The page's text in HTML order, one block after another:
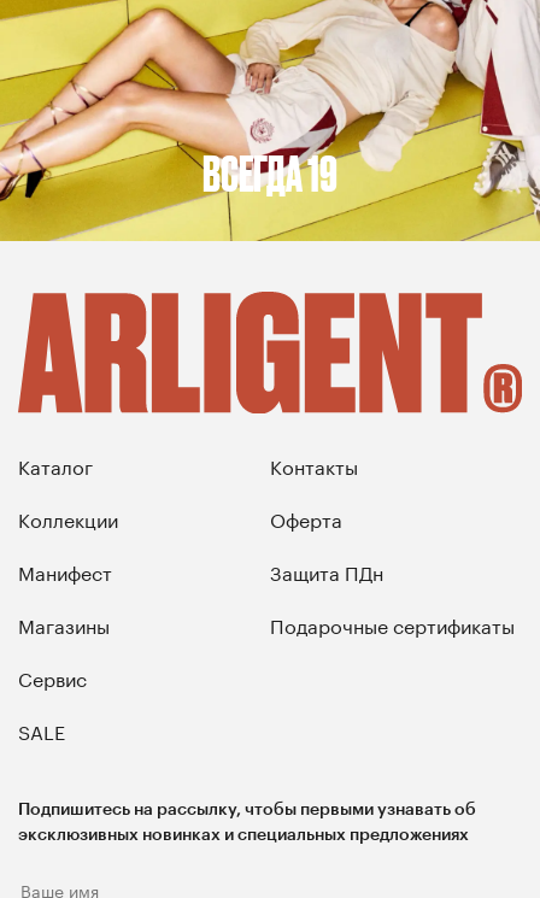
ВСЕГДА 19
Каталог
Коллекции
Манифест
Магазины
Сервис
SALE
Контакты
Оферта
Защита ПДн
Подарочные сертификаты
Подпишитесь на рассылку, чтобы первыми узнавать об
эксклюзивных новинках и специальных предложениях